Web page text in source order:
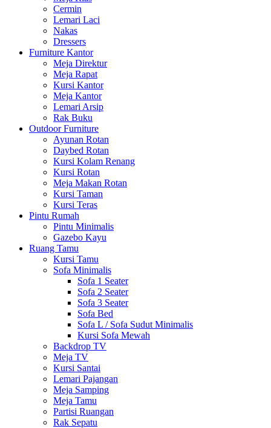
Cermin
Lemari Laci
Nakas
Dressers
Furniture Kantor
Meja Direktur
Meja Rapat
Kursi Kantor
Meja Kantor
Lemari Arsip
Rak Buku
Outdoor Furniture
Ayunan Rotan
Daybed Rotan
Kursi Kolam Renang
Kursi Rotan
Meja Makan Rotan
Kursi Taman
Kursi Teras
Pintu Rumah
Pintu Minimalis
Gazebo Kayu
Ruang Tamu
Kursi Tamu
Sofa Minimalis
Sofa 1 Seater
Sofa 2 Seater
Sofa 3 Seater
Sofa Bed
Sofa L / Sofa Sudut Minimalis
Kursi Sofa Mewah
Backdrop TV
Meja TV
Kursi Santai
Lemari Pajangan
Meja Samping
Meja Tamu
Partisi Ruangan
Rak Sepatu